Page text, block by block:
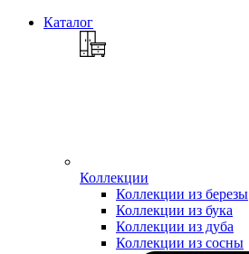
Каталог
Коллекции
Коллекции из березы
Коллекции из бука
Коллекции из дуба
Коллекции из сосны